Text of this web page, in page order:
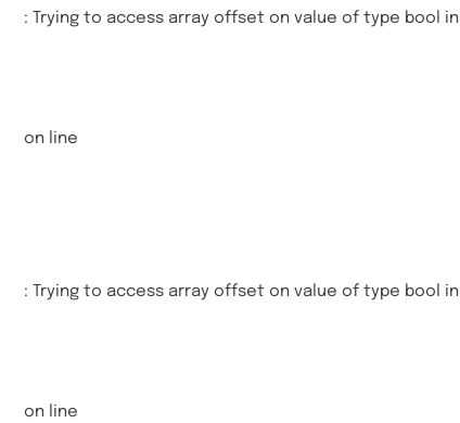
: Trying to access array offset on value of type bool in
on line
: Trying to access array offset on value of type bool in
on line